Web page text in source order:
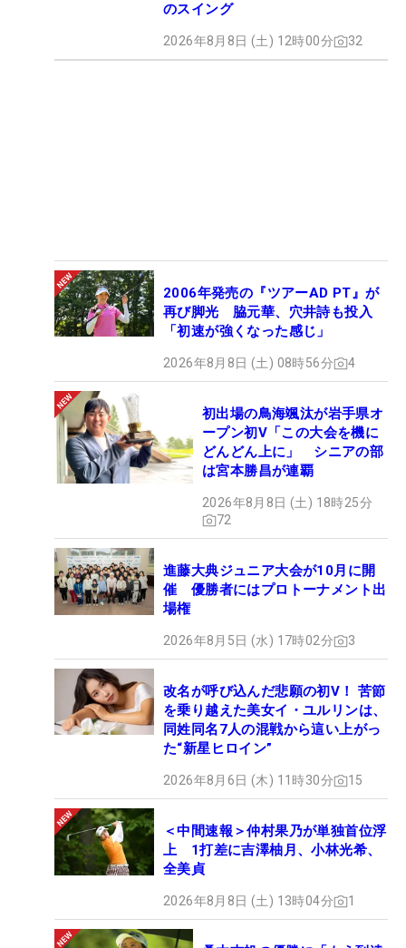
のスイング
2026年8月8日 (土) 12時00分 32
2006年発売の『ツアーAD PT』が
再び脚光 脇元華、穴井詩も投入
「初速が強くなった感じ」
2026年8月8日 (土) 08時56分 4
初出場の鳥海颯汰が岩手県オ
ープン初V「この大会を機に
どんどん上に」 シニアの部
は宮本勝昌が連覇
2026年8月8日 (土) 18時25分
72
進藤大典ジュニア大会が10月に開
催 優勝者にはプロトーナメント出
場権
2026年8月5日 (水) 17時02分 3
改名が呼び込んだ悲願の初V！ 苦節
を乗り越えた美女イ・ユルリンは、
同姓同名7人の混戦から這い上がっ
た“新星ヒロイン”
2026年8月6日 (木) 11時30分 15
＜中間速報＞仲村果乃が単独首位浮
上 1打差に吉澤柚月、小林光希、
全美貞
2026年8月8日 (土) 13時04分 1